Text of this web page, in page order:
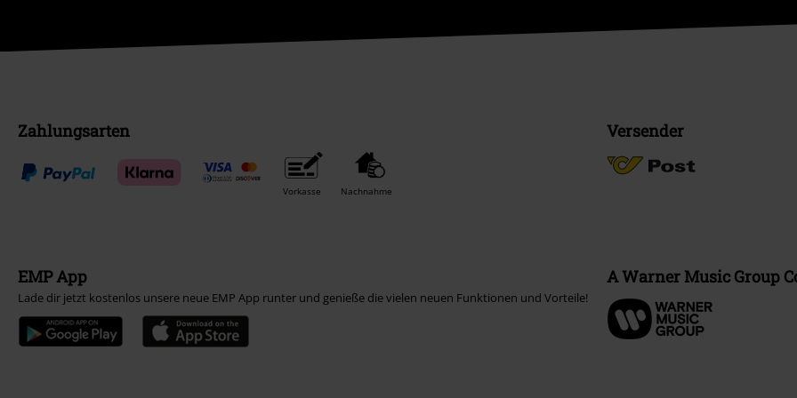
Zahlungsarten
Vorkasse Nachnahme
Versender
EMP App
Lade dir jetzt kostenlos unsere neue EMP App runter und genieße die vielen neuen Funktionen und Vorteile!
A Warner Music Group